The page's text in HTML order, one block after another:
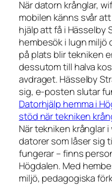
När datorn krånglar,
mobilen känns svår
hjälp att få i Hässelby
hembesök i lugn
på plats blir tekniken
dessutom till halva
avdraget. Hässelby
sig, e-posten slutar
Datorhjälp hemma i
stöd när tekniken
När tekniken krånglar
datorer som låser sig
fungerar – finns
Högdalen. Med
miljö, pedagogiska